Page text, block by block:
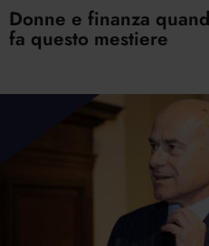
Donne e finanza
fa questo mestiere